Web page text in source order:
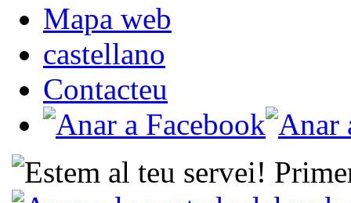
Mapa web
castellano
Contacteu